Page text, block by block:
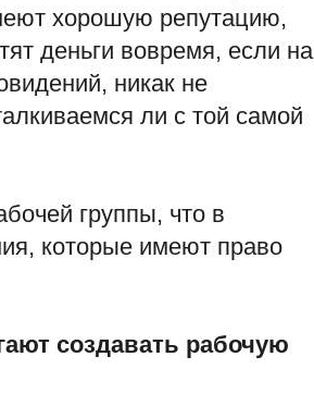
хорошую репутацию,
деньги вовремя, если на
никак не
ли с той самой
группы, что в
которые имеют право
создавать рабочую